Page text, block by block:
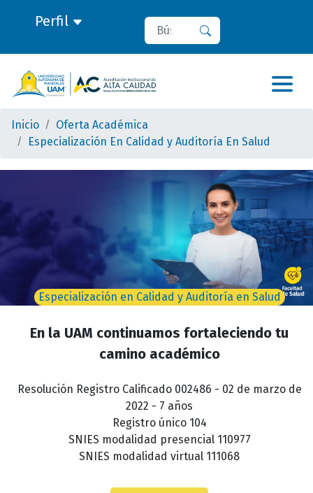
Perfil Buscar
Inicio
Oferta Académica
Especialización En Calidad y Auditoría En Salud
Especialización en Calidad y Auditoría en Salud
En la UAM continuamos fortaleciendo tu
camino académico
Resolución Registro Calificado 002486 - 02 de marzo de
2022 - 7 años
Registro único 104
SNIES modalidad presencial 110977
SNIES modalidad virtual 111068